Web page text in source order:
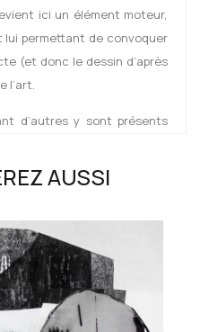
ici un élément moteur,
permettant de convoquer
(et donc le dessin d’après
l’art.
d’autres y sont présents
(en les collant ou les
égarer le regard. Mais
et la façon dont elles
laissant dialoguer librement
à convoquer. L’écriture
central comme pour mieux
AUSSI